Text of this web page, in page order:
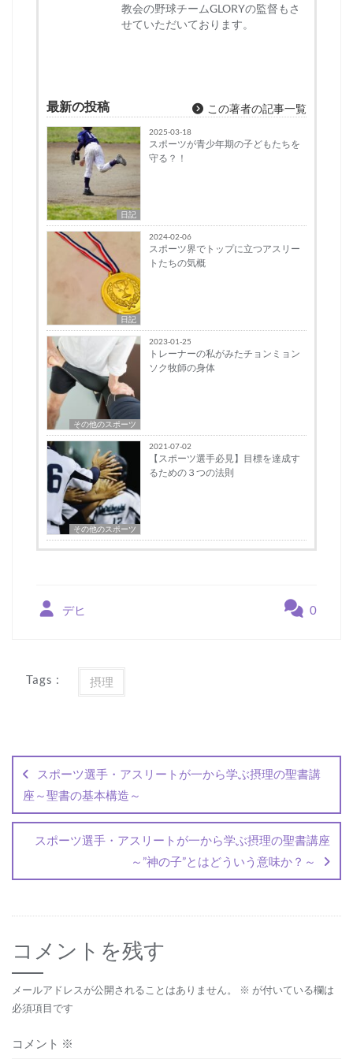
教会の野球チームGLORYの監督もさ
せていただいております。
最新の投稿 この著者の記事一覧
日記
2025-03-18
スポーツが青少年期の子どもたちを
守る？！
日記
2024-02-06
スポーツ界でトップに立つアスリー
トたちの気概
その他のスポーツ
2023-01-25
トレーナーの私がみたチョンミョン
ソク牧師の身体
その他のスポーツ
2021-07-02
【スポーツ選手必見】目標を達成す
るための３つの法則
デヒ 0
Tags : 摂理
稿
ナ
ビ
ゲ
ー
シ
ン
スポーツ選手・アスリートが一から学ぶ摂理の聖書講
座～聖書の基本構造～
スポーツ選手・アスリートが一から学ぶ摂理の聖書講座
～”神の子”とはどういう意味か？～
コメントを残す
メールアドレスが公開されることはありません。 ※ が付いている欄は
必須項目です
コメント ※